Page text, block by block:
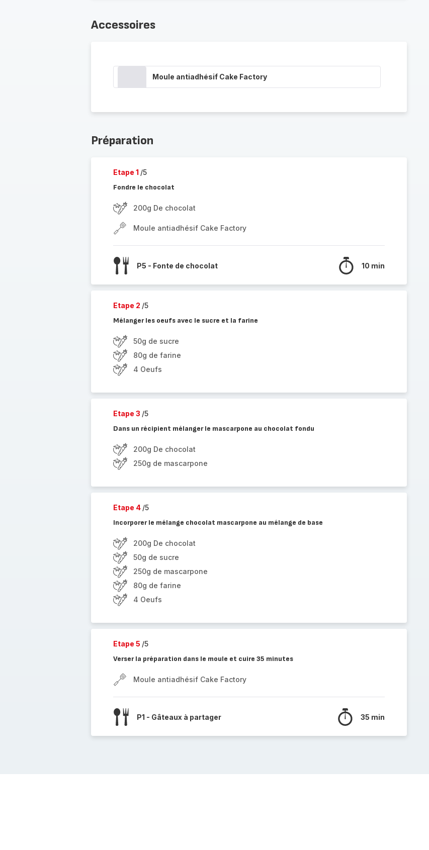
Accessoires
Moule antiadhésif Cake Factory
Préparation
Etape 1 /5
Fondre le chocolat
200g De chocolat
Moule antiadhésif Cake Factory
P5 - Fonte de chocolat 10 min
Etape 2 /5
Mélanger les oeufs avec le sucre et la farine
50g de sucre
80g de farine
4 Oeufs
Etape 3 /5
Dans un récipient mélanger le mascarpone au chocolat fondu
200g De chocolat
250g de mascarpone
Etape 4 /5
Incorporer le mélange chocolat mascarpone au mélange de base
200g De chocolat
50g de sucre
250g de mascarpone
80g de farine
4 Oeufs
Etape 5 /5
Verser la préparation dans le moule et cuire 35 minutes
Moule antiadhésif Cake Factory
P1 - Gâteaux à partager 35 min